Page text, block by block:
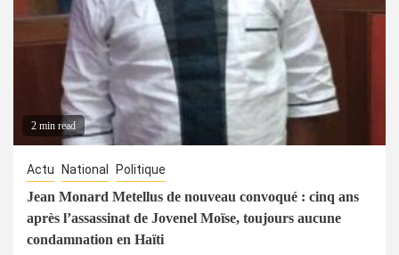
2 min read
Actu National Politique
Jean Monard Metellus de nouveau convoqué : cinq ans
après l’assassinat de Jovenel Moïse, toujours aucune
condamnation en Haïti